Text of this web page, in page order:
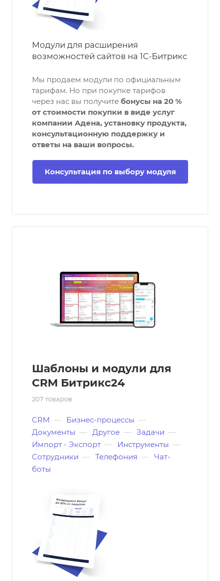
Модули для расширения
возможностей сайтов на 1С-Битрикс
Мы продаем модули по официальным
тарифам. Но при покупке тарифов
через нас вы получите бонусы на 20 %
от стоимости покупки в виде услуг
компании Адена, установку продукта,
консультационную поддержку и
ответы на ваши вопросы.
Консультация по выбору модуля
Шаблоны и модули для
CRM Битрикс24
207 товаров
CRM — Бизнес-процессы —
Документы — Другое — Задачи —
Импорт - Экспорт — Инструменты —
Сотрудники — Телефония —
Чат-
боты